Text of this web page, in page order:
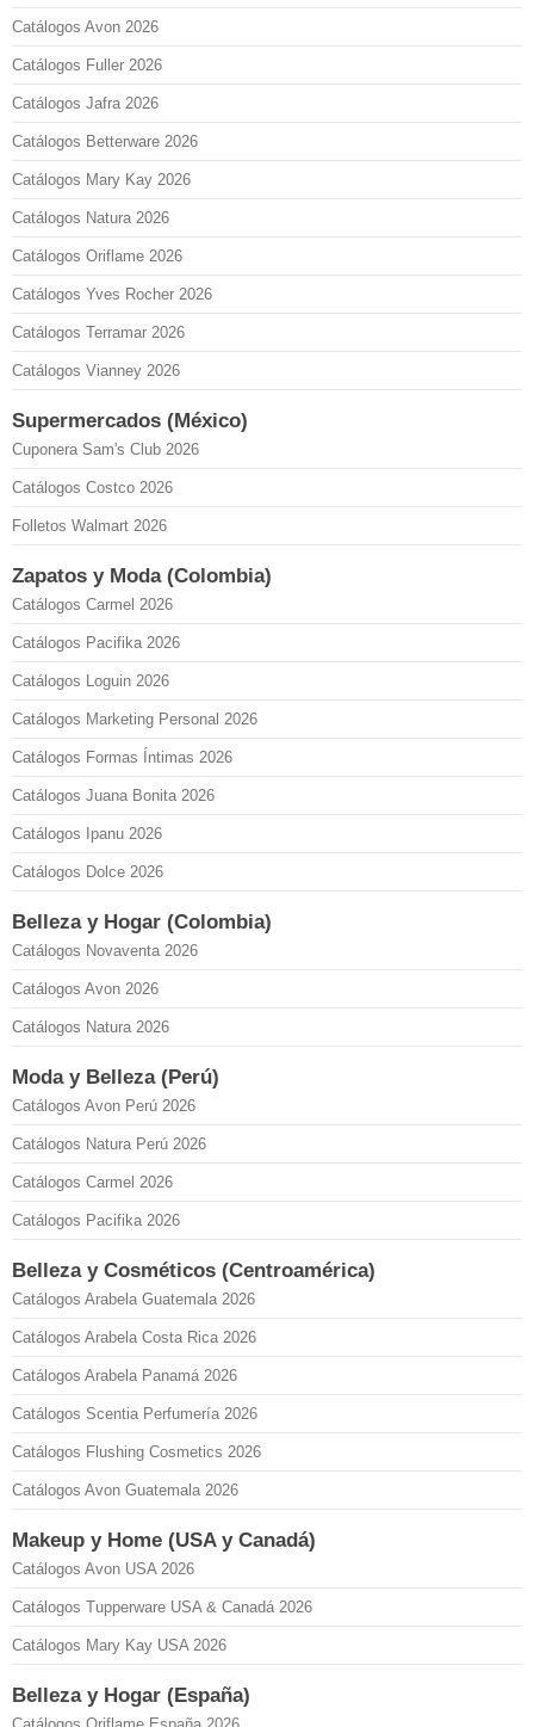
Catálogos Avon 2026
Catálogos Fuller 2026
Catálogos Jafra 2026
Catálogos Betterware 2026
Catálogos Mary Kay 2026
Catálogos Natura 2026
Catálogos Oriflame 2026
Catálogos Yves Rocher 2026
Catálogos Terramar 2026
Catálogos Vianney 2026
Supermercados (México)
Cuponera Sam's Club 2026
Catálogos Costco 2026
Folletos Walmart 2026
Zapatos y Moda (Colombia)
Catálogos Carmel 2026
Catálogos Pacifika 2026
Catálogos Loguin 2026
Catálogos Marketing Personal 2026
Catálogos Formas Íntimas 2026
Catálogos Juana Bonita 2026
Catálogos Ipanu 2026
Catálogos Dolce 2026
Belleza y Hogar (Colombia)
Catálogos Novaventa 2026
Catálogos Avon 2026
Catálogos Natura 2026
Moda y Belleza (Perú)
Catálogos Avon Perú 2026
Catálogos Natura Perú 2026
Catálogos Carmel 2026
Catálogos Pacifika 2026
Belleza y Cosméticos (Centroamérica)
Catálogos Arabela Guatemala 2026
Catálogos Arabela Costa Rica 2026
Catálogos Arabela Panamá 2026
Catálogos Scentia Perfumería 2026
Catálogos Flushing Cosmetics 2026
Catálogos Avon Guatemala 2026
Makeup y Home (USA y Canadá)
Catálogos Avon USA 2026
Catálogos Tupperware USA & Canadá 2026
Catálogos Mary Kay USA 2026
Belleza y Hogar (España)